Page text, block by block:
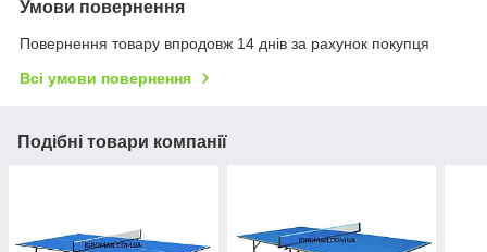
Умови повернення
Повернення товару впродовж 14 днів за рахунок покупця
Всі умови повернення
Подібні товари компанії